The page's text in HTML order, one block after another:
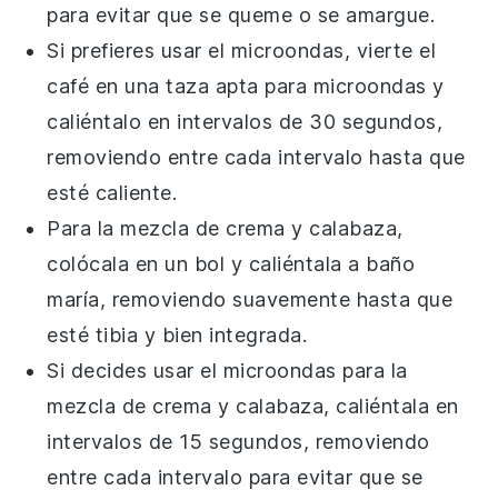
para evitar que se queme o se amargue.
Si prefieres usar el microondas, vierte el
café en una taza apta para microondas y
caliéntalo en intervalos de 30 segundos,
removiendo entre cada intervalo hasta que
esté caliente.
Para la mezcla de crema y calabaza,
colócala en un bol y caliéntala a baño
maría, removiendo suavemente hasta que
esté tibia y bien integrada.
Si decides usar el microondas para la
mezcla de crema y calabaza, caliéntala en
intervalos de 15 segundos, removiendo
entre cada intervalo para evitar que se